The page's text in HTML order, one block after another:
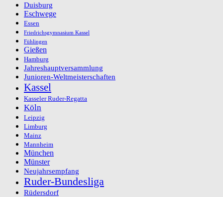
Duisburg
Eschwege
Essen
Friedrichsgymnasium Kassel
Fühlingen
Gießen
Hamburg
Jahreshauptversammlung
Junioren-Weltmeisterschaften
Kassel
Kasseler Ruder-Regatta
Köln
Leipzig
Limburg
Mainz
Mannheim
München
Münster
Neujahrsempfang
Ruder-Bundesliga
Rüdersdorf